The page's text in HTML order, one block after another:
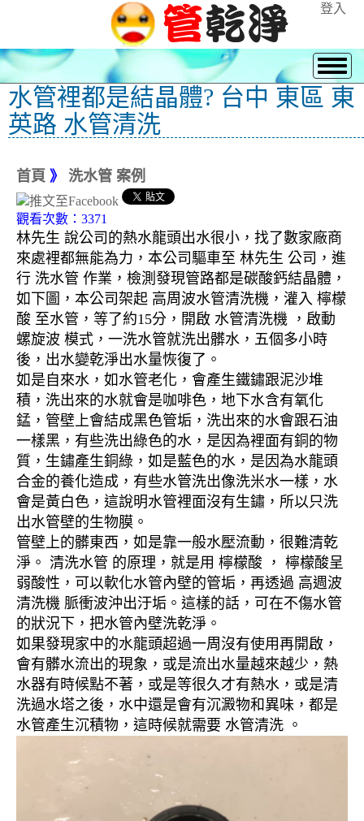
登入
水管裡都是結晶體? 台中 東區 東
英路 水管清洗
首頁 》 洗水管 案例
觀看次數：3371
林先生 說公司的熱水龍頭出水很小，找了數家廠商
來處裡都無能為力，本公司驅車至 林先生 公司，進
行 洗水管 作業，檢測發現管路都是碳酸鈣結晶體，
如下圖，本公司架起 高周波水管清洗機，灌入 檸檬
酸 至水管，等了約15分，開啟 水管清洗機 ，啟動
螺旋波 模式，一洗水管就洗出髒水，五個多小時
後，出水變乾淨出水量恢復了。
如是自來水，如水管老化，會產生鐵鏽跟泥沙堆
積，洗出來的水就會是咖啡色，地下水含有氧化
錳，管壁上會結成黑色管垢，洗出來的水會跟石油
一樣黑，有些洗出綠色的水，是因為裡面有銅的物
質，生鏽產生銅綠，如是藍色的水，是因為水龍頭
合金的養化造成，有些水管洗出像洗米水一樣，水
會是黃白色，這說明水管裡面沒有生鏽，所以只洗
出水管壁的生物膜。
管壁上的髒東西，如是靠一般水壓流動，很難清乾
淨。 清洗水管 的原理，就是用 檸檬酸 ， 檸檬酸呈
弱酸性，可以軟化水管內壁的管垢，再透過 高週波
清洗機 脈衝波沖出汙垢。這樣的話，可在不傷水管
的狀況下，把水管內壁洗乾淨。
如果發現家中的水龍頭超過一周沒有使用再開啟，
會有髒水流出的現象，或是流出水量越來越少，熱
水器有時候點不著，或是等很久才有熱水，或是清
洗過水塔之後，水中還是會有沉澱物和異味，都是
水管產生沉積物，這時候就需要 水管清洗 。